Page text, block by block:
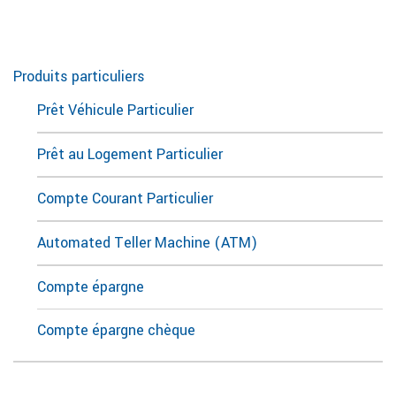
Produits particuliers
Prêt Véhicule Particulier
Prêt au Logement Particulier
Compte Courant Particulier
Automated Teller Machine (ATM)
Compte épargne
Compte épargne chèque